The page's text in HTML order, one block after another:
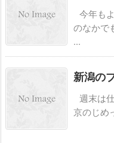
今年も
のなかで
...
新潟の
週末は
京のじめ